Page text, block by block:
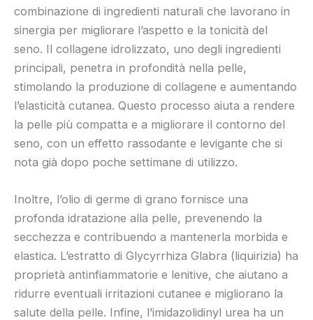
combinazione di ingredienti naturali che lavorano in
sinergia per migliorare l’aspetto e la tonicità del
seno. Il collagene idrolizzato, uno degli ingredienti
principali, penetra in profondità nella pelle,
stimolando la produzione di collagene e aumentando
l’elasticità cutanea. Questo processo aiuta a rendere
la pelle più compatta e a migliorare il contorno del
seno, con un effetto rassodante e levigante che si
nota già dopo poche settimane di utilizzo.
Inoltre, l’olio di germe di grano fornisce una
profonda idratazione alla pelle, prevenendo la
secchezza e contribuendo a mantenerla morbida e
elastica. L’estratto di Glycyrrhiza Glabra (liquirizia) ha
proprietà antinfiammatorie e lenitive, che aiutano a
ridurre eventuali irritazioni cutanee e migliorano la
salute della pelle. Infine, l’imidazolidinyl urea ha un